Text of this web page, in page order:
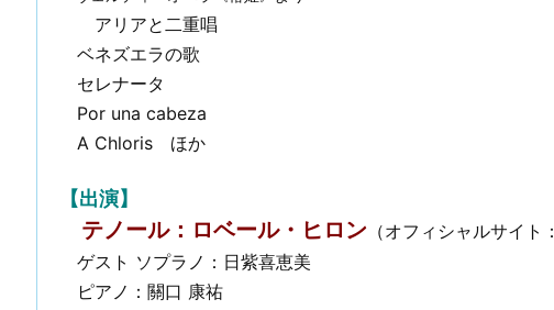
アリアと二重唱
ベネズエラの歌
セレナータ
Por una cabeza
A Chloris ほか
【出演】
テノール：ロベール・ヒロン （オフィシャルサイト：
ゲスト ソプラノ：日紫喜恵美
ピアノ：關口 康祐